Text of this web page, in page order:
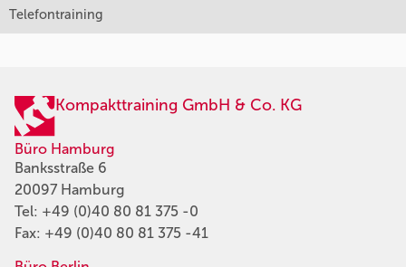
Telefontraining
Kompakttraining GmbH & Co. KG
Büro Hamburg
Banksstraße 6
20097 Hamburg
Tel: +49 (0)40 80 81 375 -0
Fax: +49 (0)40 80 81 375 -41